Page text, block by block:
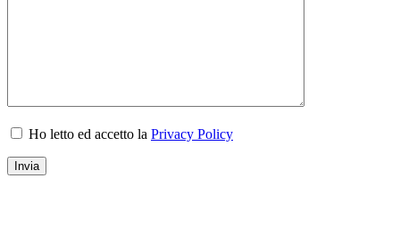
Ho letto ed accetto la Privacy Policy